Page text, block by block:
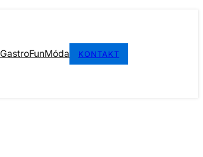
GastroFunMóda KONTAKT